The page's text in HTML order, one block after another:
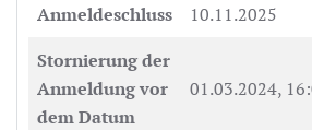
Anmeldeschluss
10.11.2025
Stornierung der
Anmeldung vor
dem Datum
01.03.2024,